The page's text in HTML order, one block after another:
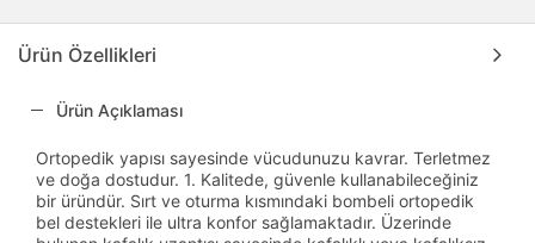
Ürün Özellikleri
Ürün Açıklaması
Ortopedik yapısı sayesinde vücudunuzu kavrar. Terletmez
ve doğa dostudur. 1. Kalitede, güvenle kullanabileceğiniz
bir üründür. Sırt ve oturma kısmındaki bombeli ortopedik
bel destekleri ile ultra konfor sağlamaktadır. Üzerinde